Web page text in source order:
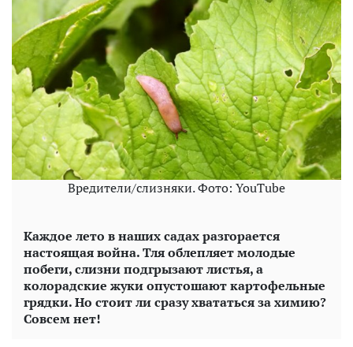
Вредители/слизняки. Фото: YouTube
Каждое лето в наших садах разгорается
настоящая война. Тля облепляет молодые
побеги, слизни подгрызают листья, а
колорадские жуки опустошают картофельные
грядки. Но стоит ли сразу хвататься за химию?
Совсем нет!